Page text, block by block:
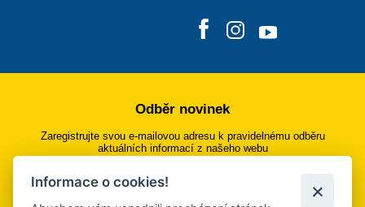
Odběr novinek
Zaregistrujte svou e-mailovou adresu k pravidelnému odběru
aktuálních informací z našeho webu
Přihlásit se k odběru
Informace o cookies!